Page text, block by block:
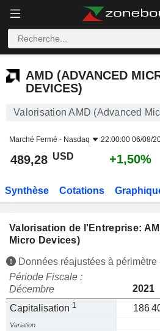
AMD (ADVANCED
DEVICES)
Valorisation AMD (Advanced
Marché Fermé - Nasdaq 22:00:00 06/08/
489,28 USD +1,50%
Synthèse Cotations
Valorisation de l'Entreprise:
Micro Devices)
Données réajustées à périmètre
Période Fiscale :
Décembre
2021
Capitalisation 1 186
Variation